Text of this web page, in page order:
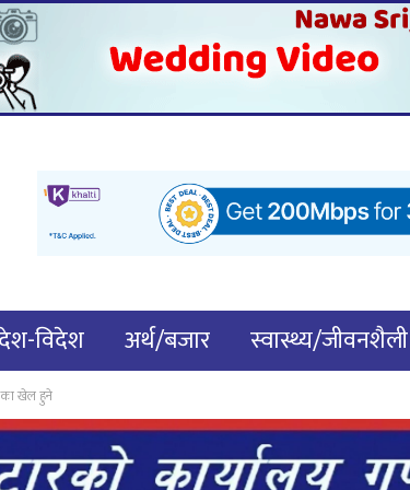
विदेश अर्थ/बजार स्वास्थ्य/जीवनशैली
खेल हुने